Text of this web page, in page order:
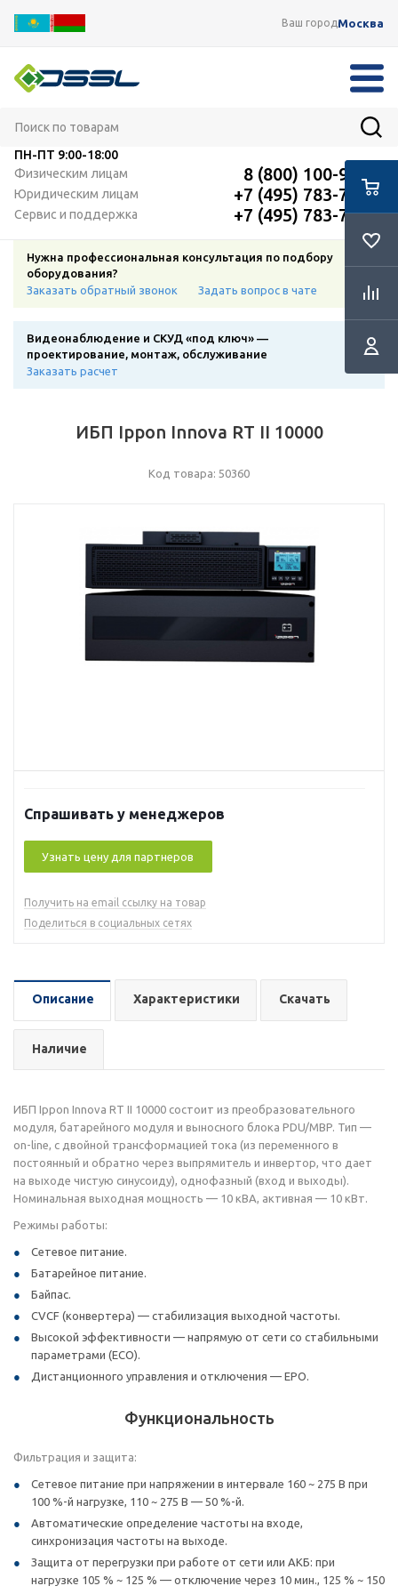
Ваш городМосква
ПН-ПТ 9:00-18:00
Физическим лицам
8 (800) 100-91-12
Юридическим лицам +7 (495) 783-72-87
Сервис и поддержка +7 (495) 783-72-87
Нужна профессиональная консультация по подбору
оборудования?
Заказать обратный звонок
Задать вопрос в чате
Видеонаблюдение и СКУД «под ключ» —
проектирование, монтаж, обслуживание
Заказать расчет
ИБП Ippon Innova RT II 10000
Код товара: 50360
Спрашивать у менеджеров
Узнать цену для партнеров
Получить на email ссылку на товар
Поделиться в социальных сетях
Описание Характеристики Скачать
Наличие
ИБП Ippon Innova RT II 10000 состоит из преобразовательного
модуля, батарейного модуля и выносного блока PDU/MBP. Тип —
on-line, с двойной трансформацией тока (из переменного в
постоянный и обратно через выпрямитель и инвертор, что дает
на выходе чистую синусоиду), однофазный (вход и выходы).
Номинальная выходная мощность — 10 кВА, активная — 10 кВт.
Режимы работы:
Сетевое питание.
Батарейное питание.
Байпас.
CVCF (конвертера) — стабилизация выходной частоты.
Высокой эффективности — напрямую от сети со стабильными
параметрами (ECO).
Дистанционного управления и отключения — EPO.
Функциональность
Фильтрация и защита:
Сетевое питание при напряжении в интервале 160 ~ 275 В при
100 %-й нагрузке, 110 ~ 275 В — 50 %-й.
Автоматические определение частоты на входе,
синхронизация частоты на выходе.
Защита от перегрузки при работе от сети или АКБ: при
нагрузке 105 % ~ 125 % — отключение через 10 мин., 125 % ~ 150